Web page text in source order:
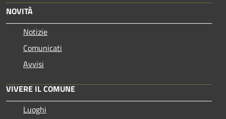
NOVITÀ
Notizie
Comunicati
Avvisi
VIVERE IL COMUNE
Luoghi